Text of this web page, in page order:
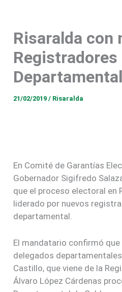
Risaralda con
Registradores
21/02/2019/ Risaralda
En Comité de Garantías
Gobernador Sigifredo
que el proceso electoral en
liderado por nuevos
departamental.
El mandatario confirmó
delegados
Castillo, que viene de la
Álvaro López Cárdenas